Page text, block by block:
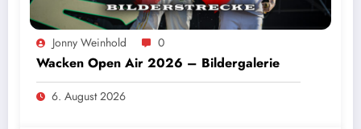
Jonny Weinhold 0
Wacken Open Air 2026 – Bildergalerie
6. August 2026